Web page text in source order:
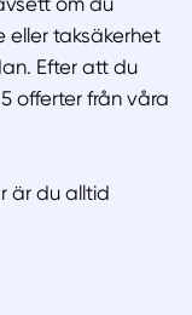
taksäkerhet
Efter att du
offerter från våra
är du alltid